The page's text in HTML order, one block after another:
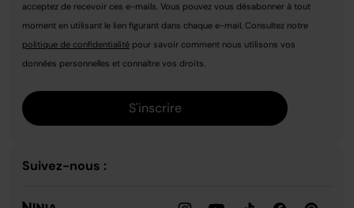
acceptez de recevoir ces e-mails. Vous pouvez vous désabonner à tout
moment en utilisant le lien figurant dans chaque e-mail. Consultez notre
politique de confidentialité pour savoir comment nous utilisons vos
données personnelles et connaître vos droits.
S'inscrire
Suivez-nous :